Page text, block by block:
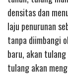
densitas dan
laju penurunan
tanpa diimbangi
baru, akan
tulang akan